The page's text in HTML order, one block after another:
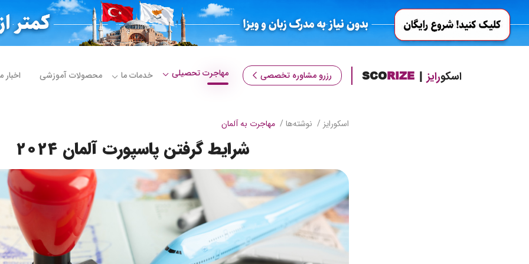
اسکورایز |
SCORIZE رزرو مشاوره تخصصی مهاجرت تحصیلی خدمات ما محصولات آموزشی
اسکورایز نوشته‌ها مهاجرت به آلمان
شرایط گرفتن پاسپورت آلمان 2024